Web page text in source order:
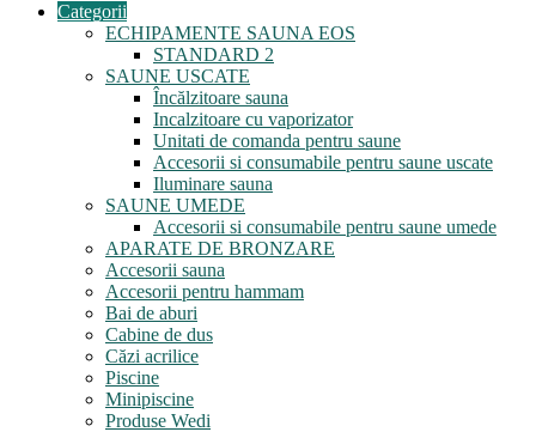
Categorii
ECHIPAMENTE SAUNA EOS
STANDARD 2
SAUNE USCATE
Încălzitoare sauna
Incalzitoare cu vaporizator
Unitati de comanda pentru saune
Accesorii si consumabile pentru saune uscate
Iluminare sauna
SAUNE UMEDE
Accesorii si consumabile pentru saune umede
APARATE DE BRONZARE
Accesorii sauna
Accesorii pentru hammam
Bai de aburi
Cabine de dus
Căzi acrilice
Piscine
Minipiscine
Produse Wedi